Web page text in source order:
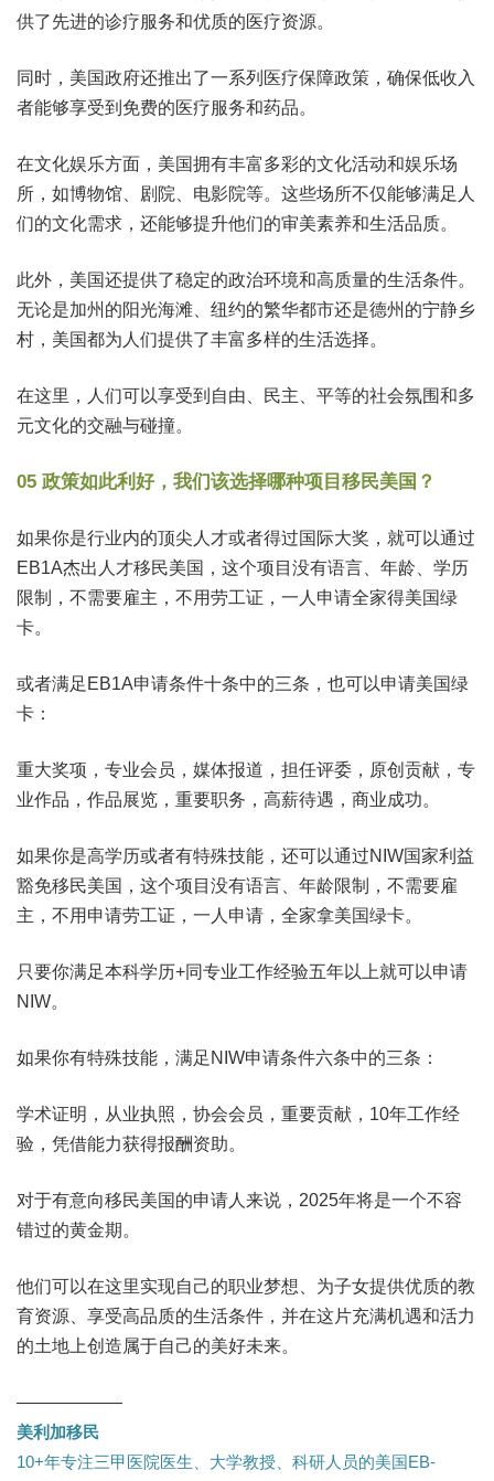
供了先进的诊疗服务和优质的医疗资源。
同时，美国政府还推出了一系列医疗保障政策，确保低收入
者能够享受到免费的医疗服务和药品。
在文化娱乐方面，美国拥有丰富多彩的文化活动和娱乐场
所，如博物馆、剧院、电影院等。这些场所不仅能够满足人
们的文化需求，还能够提升他们的审美素养和生活品质。
此外，美国还提供了稳定的政治环境和高质量的生活条件。
无论是加州的阳光海滩、纽约的繁华都市还是德州的宁静乡
村，美国都为人们提供了丰富多样的生活选择。
在这里，人们可以享受到自由、民主、平等的社会氛围和多
元文化的交融与碰撞。
05 政策如此利好，我们该选择哪种项目移民美国？
如果你是行业内的顶尖人才或者得过国际大奖，就可以通过
EB1A杰出人才移民美国，这个项目没有语言、年龄、学历
限制，不需要雇主，不用劳工证，一人申请全家得美国绿
卡。
或者满足EB1A申请条件十条中的三条，也可以申请美国绿
卡：
重大奖项，专业会员，媒体报道，担任评委，原创贡献，专
业作品，作品展览，重要职务，高薪待遇，商业成功。
如果你是高学历或者有特殊技能，还可以通过NIW国家利益
豁免移民美国，这个项目没有语言、年龄限制，不需要雇
主，不用申请劳工证，一人申请，全家拿美国绿卡。
只要你满足本科学历+同专业工作经验五年以上就可以申请
NIW。
如果你有特殊技能，满足NIW申请条件六条中的三条：
学术证明，从业执照，协会会员，重要贡献，10年工作经
验，凭借能力获得报酬资助。
对于有意向移民美国的申请人来说，2025年将是一个不容
错过的黄金期。
他们可以在这里实现自己的职业梦想、为子女提供优质的教
育资源、享受高品质的生活条件，并在这片充满机遇和活力
的土地上创造属于自己的美好未来。
——————
美利加移民
10+年专注三甲医院医生、大学教授、科研人员的美国EB-